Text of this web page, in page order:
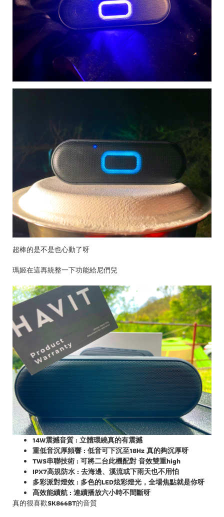
超棒的是不是也心動了呀
瑪姬在這再統整一下功能給尼們兒
14W震撼音質 : 立體環繞真的有震撼
重低音沉厚頻響 : 低音可下沉至18Hz 真的夠沉厚呀
TWS串聯技術 : 可將二台此機配對 音效雙重high
IPX7高規防水 : 去海邊、溪流或下雨天也不用怕
多彩派對燈效 : 多色的LED炫彩燈光，全場焦點就是你呀
高效能續航 : 連續播放六小時不間斷呀
真的很喜歡SK866BT的音質